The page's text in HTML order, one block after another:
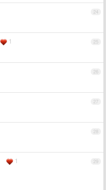
24
25
1
26
27
28
29
1